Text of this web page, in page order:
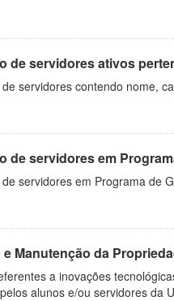
de servidores ativos
servidores contendo nome,
de servidores em
servidores em Programa de
e Manutenção da
a inovações
alunos e/ou servidores da